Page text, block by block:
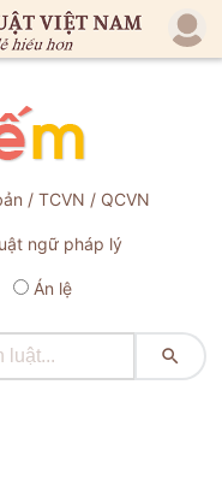
/ TCVN / QCVN
ngữ pháp lý
Án lệ
